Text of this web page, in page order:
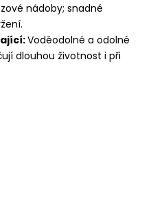
nádoby; snadné
Voděodolné a odolné
dlouhou životnost i při